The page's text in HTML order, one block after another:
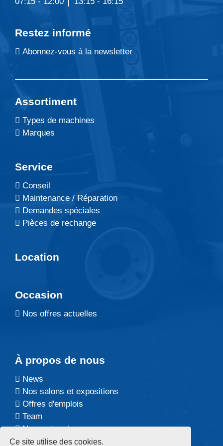
Ce site utilise des cookies.
Restez informé
Abonnez-vous à la newsletter
Assortiment
Types de machines
Marques
Service
Conseil
Maintenance / Réparation
Demandes spéciales
Pièces de rechange
Location
Occasion
Nos offres actuelles
À propos de nous
News
Nos salons et expositions
Offres d'emplois
Team
Nos partenaires